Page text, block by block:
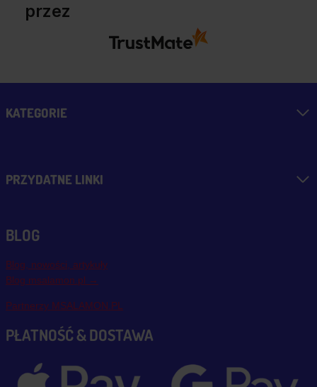
przez
KATEGORIE
PRZYDATNE LINKI
BLOG
Blog, nowości, artykuły
Blog msalamon.pl →
Partnerzy MSALAMON.PL
PŁATNOŚĆ & DOSTAWA